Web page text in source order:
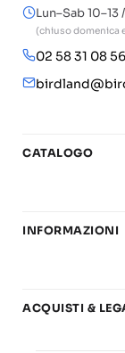
Lun–Sab 10–13
(chiuso domenica
02 58 31 08 56
CATALOGO
Chitarra
Basi play-along
INFORMAZIONI
Carta del
ACQUISTI &